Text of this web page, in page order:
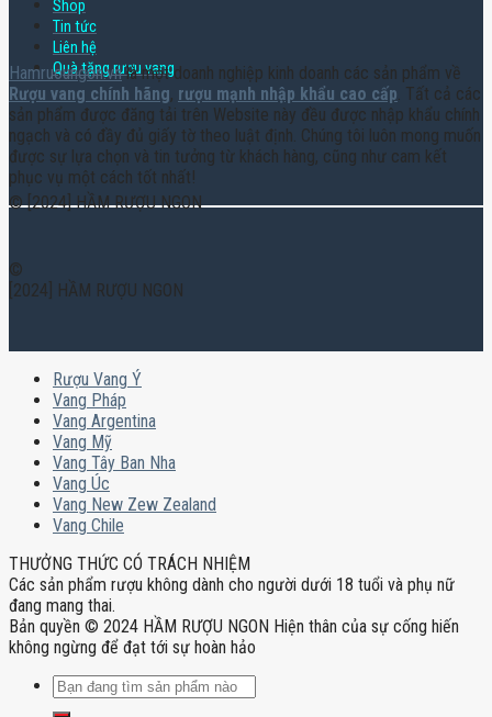
Shop
Tin tức
Liên hệ
Quà tặng rượu vang
Hamruoungon.vnlà một doanh nghiệp kinh doanh các sản phẩm về
Rượu vang chính hãng, rượu mạnh nhập khẩu cao cấp. Tất cả các
sản phẩm được đăng tải trên Website này đều được nhập khẩu chính
ngạch và có đầy đủ giấy tờ theo luật định. Chúng tôi luôn mong muốn
được sự lựa chọn và tin tưởng từ khách hàng, cũng như cam kết
phục vụ một cách tốt nhất!
© [2024] HẦM RƯỢU NGON
©
[2024] HẦM RƯỢU NGON
Rượu Vang Ý
Vang Pháp
Vang Argentina
Vang Mỹ
Vang Tây Ban Nha
Vang Úc
Vang New Zew Zealand
Vang Chile
THƯỞNG THỨC CÓ TRÁCH NHIỆM
Các sản phẩm rượu không dành cho người dưới 18 tuổi và phụ nữ
đang mang thai.
Bản quyền © 2024 HẦM RƯỢU NGON Hiện thân của sự cống hiến
không ngừng để đạt tới sự hoàn hảo
Tìm
kiếm: